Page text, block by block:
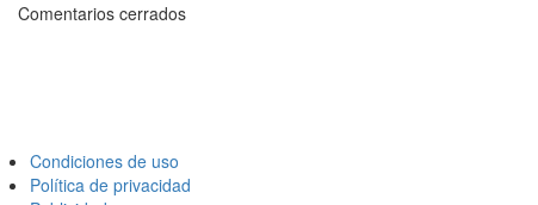
Comentarios cerrados
Condiciones de uso
Política de privacidad